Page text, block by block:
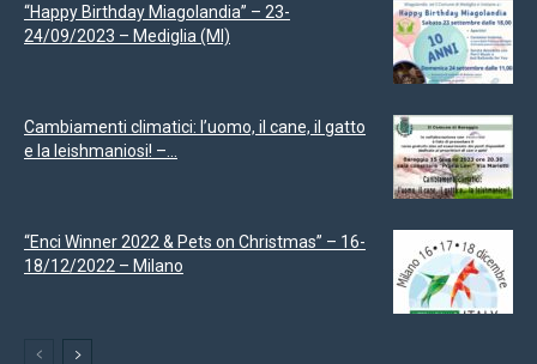
“Happy Birthday Miagolandia” – 23-
24/09/2023 – Mediglia (MI)
Cambiamenti climatici: l’uomo, il cane, il gatto
e la leishmaniosi! –...
“Enci Winner 2022 & Pets on Christmas” – 16-
18/12/2022 – Milano